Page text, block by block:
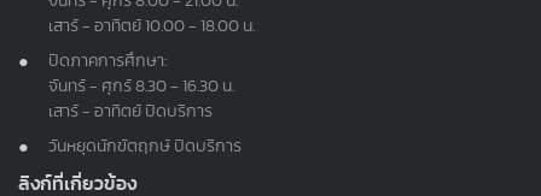
เสาร์ - อาทิตย์ 10.00 - 18.00 น.
ปิดภาคการศึกษา:
จันทร์ - ศุกร์ 8.30 - 16.30 น.
เสาร์ - อาทิตย์ ปิดบริการ
วันหยุดนักขัตฤกษ์ ปิดบริการ
ลิงก์ที่เกี่ยวข้อง